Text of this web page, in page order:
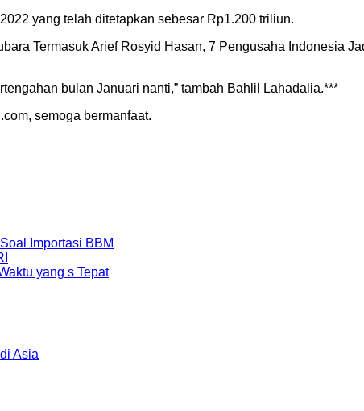
yang telah ditetapkan sebesar Rp1.200 triliun.
Termasuk Arief Rosyid Hasan, 7 Pengusaha Indonesia
bulan Januari nanti,” tambah Bahlil Lahadalia.***
semoga bermanfaat.
Importasi BBM
yang s Tepat
Asia